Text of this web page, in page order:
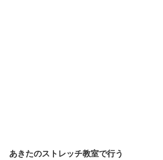
あきたのストレッチ教室で行う